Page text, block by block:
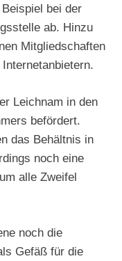
bei der
ab. Hinzu
Mitgliedschaften
Leichnam in den
befördert.
das Behältnis in
noch eine
alle Zweifel
noch die
Gefäß für die